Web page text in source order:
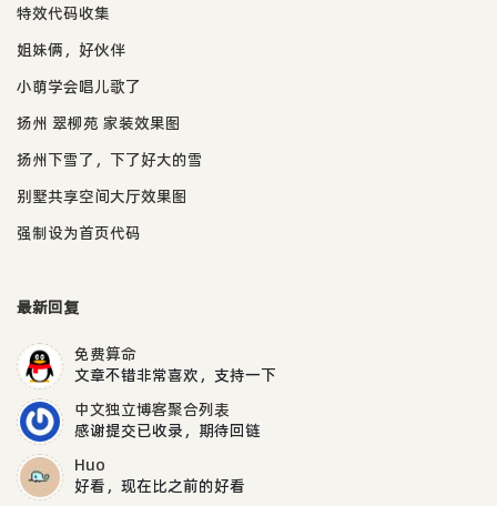
特效代码收集
姐妹俩，好伙伴
小萌学会唱儿歌了
扬州 翠柳苑 家装效果图
扬州下雪了，下了好大的雪
别墅共享空间大厅效果图
强制设为首页代码
最新回复
免费算命
文章不错非常喜欢，支持一下
中文独立博客聚合列表
感谢提交已收录，期待回链
Huo
好看，现在比之前的好看